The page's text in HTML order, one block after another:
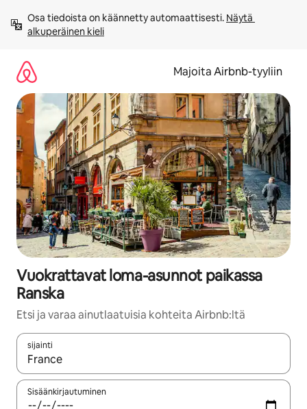
sisältö
väliin
Osa tiedoista on käännetty automaattisesti. Näytä
alkuperäinen kieli
Majoita Airbnb-tyyliin
Vuokrattavat loma-asunnot paikassa
Ranska
Etsi ja varaa ainutlaatuisia kohteita Airbnb:ltä
sijainti
Kun tulokset ovat saatavilla, navigoi ylös- ja alas-
Sisäänkirjautuminen